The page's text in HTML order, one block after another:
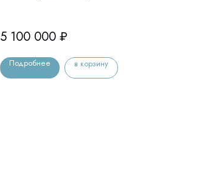
5 100 000 ₽
Подробнее в корзину